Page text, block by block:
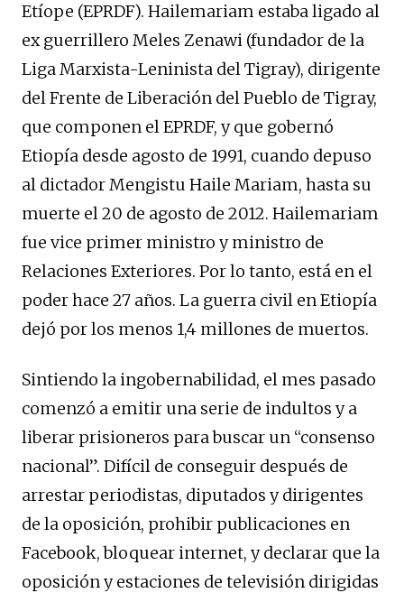
Etíope (EPRDF). Hailemariam estaba ligado al
ex guerrillero Meles Zenawi (fundador de la
Liga Marxista-Leninista del Tigray), dirigente
del Frente de Liberación del Pueblo de Tigray,
que componen el EPRDF, y que gobernó
Etiopía desde agosto de 1991, cuando depuso
al dictador Mengistu Haile Mariam, hasta su
muerte el 20 de agosto de 2012. Hailemariam
fue vice primer ministro y ministro de
Relaciones Exteriores. Por lo tanto, está en el
poder hace 27 años. La guerra civil en Etiopía
dejó por los menos 1,4 millones de muertos.
Sintiendo la ingobernabilidad, el mes pasado
comenzó a emitir una serie de indultos y a
liberar prisioneros para buscar un “consenso
nacional”. Difícil de conseguir después de
arrestar periodistas, diputados y dirigentes
de la oposición, prohibir publicaciones en
Facebook, bloquear internet, y declarar que la
oposición y estaciones de televisión dirigidas